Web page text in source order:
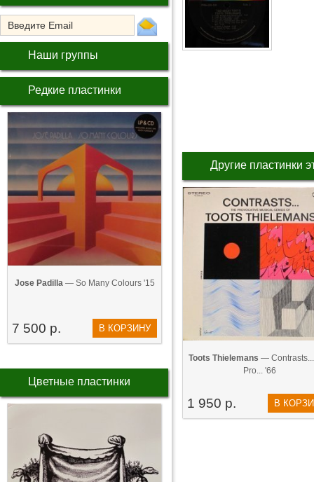
Наши группы
Редкие пластинки
Jose Padilla— So Many Colours '15
7 500 р. В КОРЗИНУ
Цветные пластинки
Другие пластинки
Toots Thielemans —
Pro... '66
1 950 р. В